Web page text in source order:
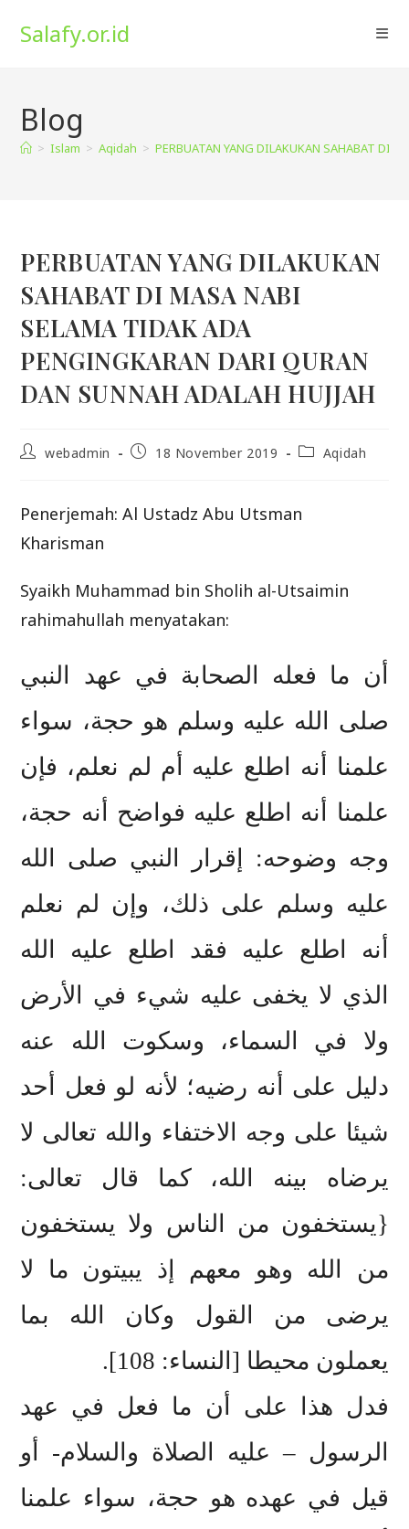
Salafy.or.id
Blog
> Islam > Aqidah > PERBUATAN YANG DILAKUKAN SAHABAT DI
PERBUATAN YANG DILAKUKAN
SAHABAT DI MASA NABI
SELAMA TIDAK ADA
PENGINGKARAN DARI QURAN
DAN SUNNAH ADALAH HUJJAH
Postwebadmin
Post18 November 2019
PostAqidah
Penerjemah: Al Ustadz Abu Utsman
Kharisman
Syaikh Muhammad bin Sholih al-Utsaimin
rahimahullah menyatakan:
أن ما فعله الصحابة في عهد النبي
صلى الله عليه وسلم هو حجة، سواء
علمنا أنه اطلع عليه أم لم نعلم، فإن
علمنا أنه اطلع عليه فواضح أنه حجة،
وجه وضوحه: إقرار النبي صلى الله
عليه وسلم على ذلك، وإن لم نعلم
أنه اطلع عليه فقد اطلع عليه الله
الذي لا يخفى عليه شيء في الأرض
ولا في السماء، وسكوت الله عنه
دليل على أنه رضيه؛ لأنه لو فعل أحد
شيئا على وجه الاختفاء والله تعالى لا
يرضاه بينه الله، كما قال تعالى:
{يستخفون من الناس ولا يستخفون
من الله وهو معهم إذ يبيتون ما لا
يرضى من القول وكان الله بما
يعملون محيطا [النساء: 108].
فدل هذا على أن ما فعل في عهد
الرسول – عليه الصلاة والسلام- أو
قيل في عهده هو حجة، سواء علمنا